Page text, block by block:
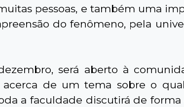
pessoas, e também uma
do fenômeno, pela
será aberto à
de um tema sobre o
a faculdade discutirá de